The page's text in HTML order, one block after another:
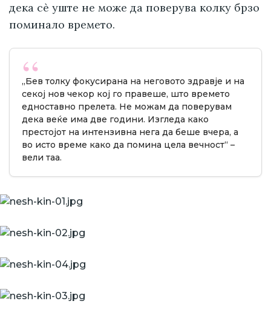
дека сè уште не може да поверува колку брзо
поминало времето.
„Бев толку фокусирана на неговото здравје и на
секој нов чекор кој го правеше, што времето
едноставно прелета. Не можам да поверувам
дека веќе има две години. Изгледа како
престојот на интензивна нега да беше вчера, а
во исто време како да помина цела вечност“ –
вели таа.